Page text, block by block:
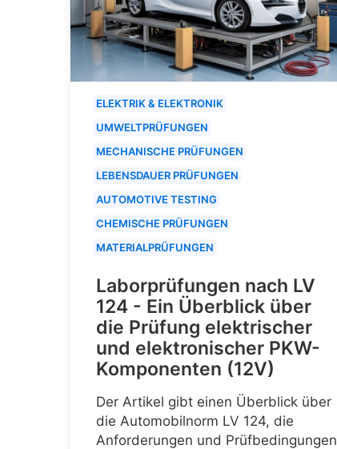
ELEKTRIK & ELEKTRONIK
UMWELTPRÜFUNGEN
MECHANISCHE PRÜFUNGEN
LEBENSDAUER PRÜFUNGEN
AUTOMOTIVE TESTING
CHEMISCHE PRÜFUNGEN
MATERIALPRÜFUNGEN
Laborprüfungen nach LV
124 - Ein Überblick über
die Prüfung elektrischer
und elektronischer PKW-
Komponenten (12V)
Der Artikel gibt einen Überblick über
die Automobilnorm LV 124, die
Anforderungen und Prüfbedingungen